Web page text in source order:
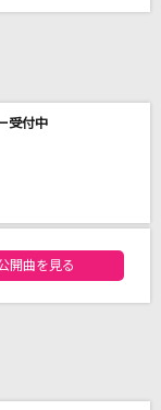
受付中
キング
開曲を見る